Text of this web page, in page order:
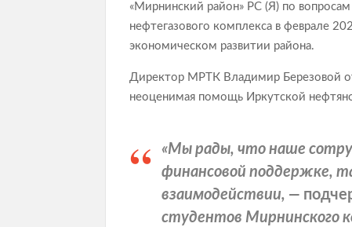
«Мирнинский район» РС (Я) по
нефтегазового комплекса в феврале
экономическом развитии района.
Директор МРТК Владимир Березовой
неоценимая помощь Иркутской
«Мы рады, что наше
финансовой поддержке,
взаимодействии, —
студентов Мирнинского